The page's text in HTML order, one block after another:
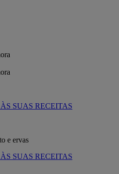
SUAS RECEITAS
SUAS RECEITAS